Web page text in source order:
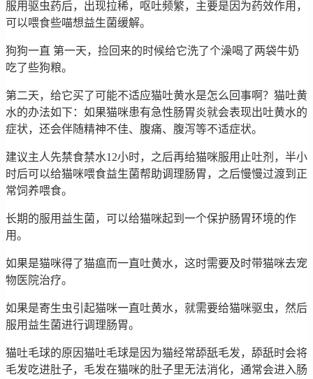
服用驱虫药后，出现拉稀，呕吐频繁，主要是因为药效作用，
可以喂食些喵想益生菌缓解。
狗狗一直 第一天，捡回来的时候给它洗了个澡喝了两袋牛奶
吃了些狗粮。
第二天，给它买了可能不适应猫吐黄水是怎么回事啊？猫吐黄
水的办法如下：如果猫咪患有急性肠胃炎就会表现出吐黄水的
症状，还会伴随精神不佳、腹痛、腹泻等不适症状。
建议主人先禁食禁水12小时，之后再给猫咪服用止吐剂，半小
时后可以给猫咪喂食益生菌帮助调理肠胃，之后慢慢过渡到正
常饲养喂食。
长期的服用益生菌，可以给猫咪起到一个保护肠胃环境的作
用。
如果是猫咪得了猫瘟而一直吐黄水，这时需要及时带猫咪去宠
物医院治疗。
如果是寄生虫引起猫咪一直吐黄水，就需要给猫咪驱虫，然后
服用益生菌进行调理肠胃。
猫吐毛球的原因猫吐毛球是因为猫经常舔舐毛发，舔舐时会将
毛发吃进肚子，毛发在猫咪的肚子里无法消化，通常会进入肠